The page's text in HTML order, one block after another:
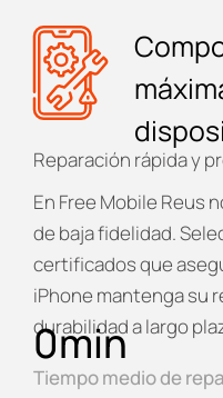
Reparación rápida y
En Free Mobile Reus
de baja fidelidad.
certificados que
iPhone mantenga su
durabilidad a largo
Tiempo medio de
0min